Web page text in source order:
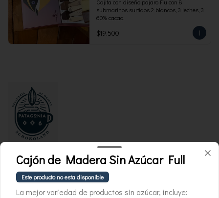
Cajita con diseño pajaro Fiu con 8
submarinos surtidos 2 blancos, 3 leches, 3
60% cacao.
$19.500
Conócenos
Whatsapp +569 3214 2732
Términos y condiciones
Cajón de Madera Sin Azúcar Full
Este producto no esta disponible
La mejor variedad de productos sin azúcar, incluye: